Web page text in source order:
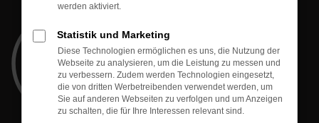
werden aktiviert.
Statistik und Marketing
Diese Technologien ermöglichen es uns, die Nutzung der
Webseite zu analysieren, um die Leistung zu messen und
zu verbessern. Zudem werden Technologien eingesetzt,
die von dritten Werbetreibenden verwendet werden, um
Sie auf anderen Webseiten zu verfolgen und um Anzeigen
zu schalten, die für Ihre Interessen relevant sind.